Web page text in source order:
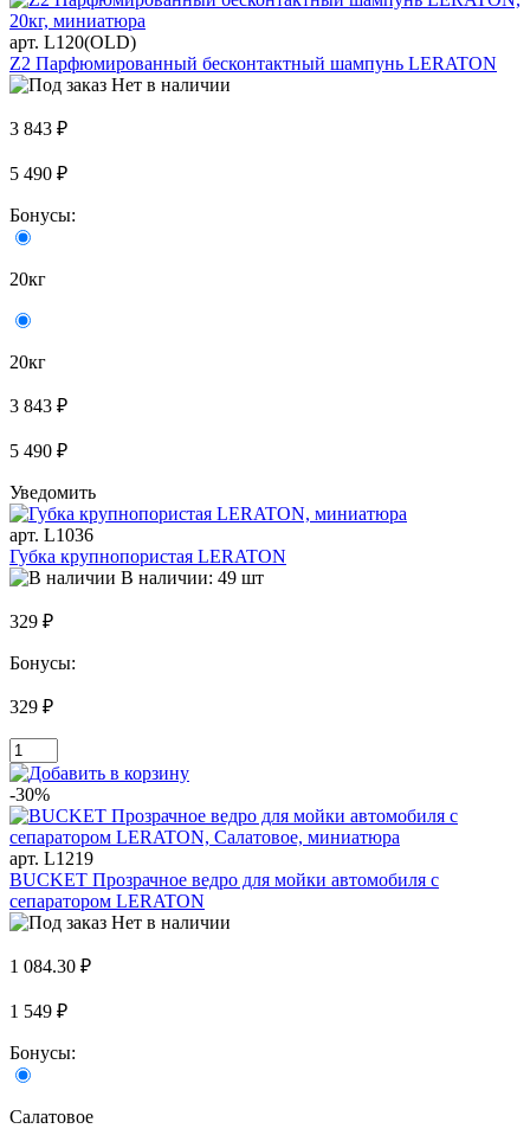
арт. L120(OLD)
Z2 Парфюмированный бесконтактный шампунь LERATON
Нет в наличии
3 843 ₽
5 490 ₽
Бонусы:
20кг
20кг
3 843 ₽
5 490 ₽
Уведомить
арт. L1036
Губка крупнопористая LERATON
В наличии: 49 шт
329 ₽
Бонусы:
329 ₽
-30%
арт. L1219
BUCKET Прозрачное ведро для мойки автомобиля с
сепаратором LERATON
Нет в наличии
1 084.30 ₽
1 549 ₽
Бонусы:
Салатовое